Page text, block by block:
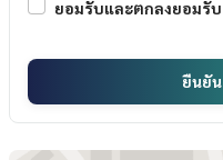
ยอมรับและตกลงยอมรับ
ยืนยัน